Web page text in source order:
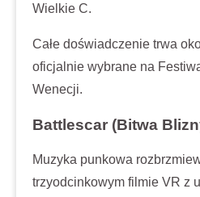
Wielkie C.
Całe doświadczenie trwa
oficjalnie wybrane na
Wenecji.
Battlescar (Bitwa
Muzyka punkowa
trzyodcinkowym filmie VR z